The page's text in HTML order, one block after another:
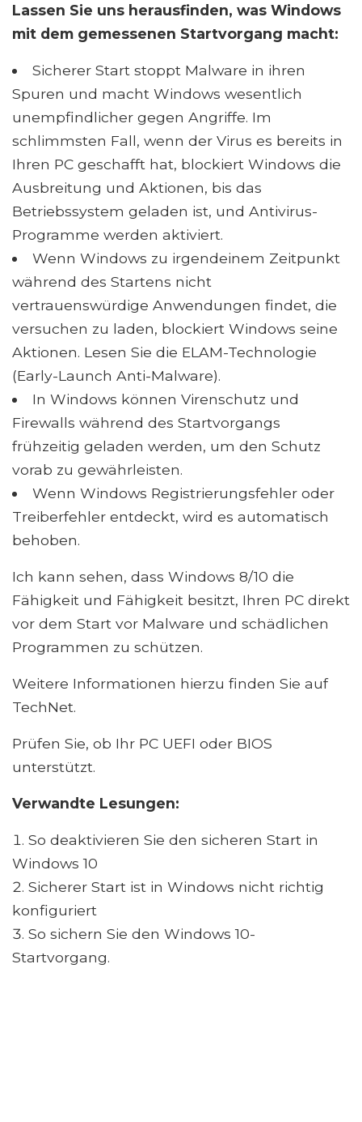
Lassen Sie uns herausfinden, was Windows
mit dem gemessenen Startvorgang macht:
Sicherer Start stoppt Malware in ihren
Spuren und macht Windows wesentlich
unempfindlicher gegen Angriffe. Im
schlimmsten Fall, wenn der Virus es bereits in
Ihren PC geschafft hat, blockiert Windows die
Ausbreitung und Aktionen, bis das
Betriebssystem geladen ist, und Antivirus-
Programme werden aktiviert.
Wenn Windows zu irgendeinem Zeitpunkt
während des Startens nicht
vertrauenswürdige Anwendungen findet, die
versuchen zu laden, blockiert Windows seine
Aktionen. Lesen Sie die ELAM-Technologie
(Early-Launch Anti-Malware).
In Windows können Virenschutz und
Firewalls während des Startvorgangs
frühzeitig geladen werden, um den Schutz
vorab zu gewährleisten.
Wenn Windows Registrierungsfehler oder
Treiberfehler entdeckt, wird es automatisch
behoben.
Ich kann sehen, dass Windows 8/10 die
Fähigkeit und Fähigkeit besitzt, Ihren PC direkt
vor dem Start vor Malware und schädlichen
Programmen zu schützen.
Weitere Informationen hierzu finden Sie auf
TechNet.
Prüfen Sie, ob Ihr PC UEFI oder BIOS
unterstützt.
Verwandte Lesungen:
So deaktivieren Sie den sicheren Start in
Windows 10
Sicherer Start ist in Windows nicht richtig
konfiguriert
So sichern Sie den Windows 10-
Startvorgang.